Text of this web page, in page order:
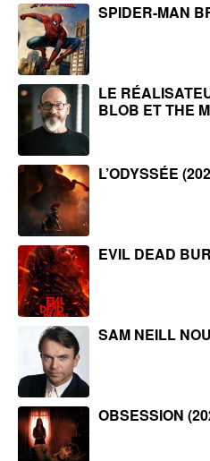
SPIDER-MAN
LE
BLOB ET THE
L’ODYSSÉE
EVIL DEAD
SAM NEILL
OBSESSION